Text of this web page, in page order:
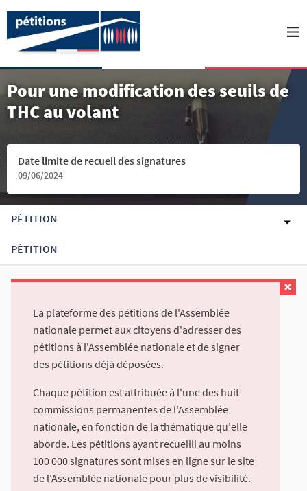
Pour une modification des seuils de
THC au volant
Date limite de recueil des signatures
09/06/2024
PÉTITION
PÉTITION
La plateforme des pétitions de l'Assemblée
nationale permet aux citoyens d'adresser des
pétitions à l'Assemblée nationale et de signer
des pétitions déjà déposées.
Chaque pétition est attribuée à l'une des huit
commissions permanentes de l'Assemblée
nationale, en fonction de la thématique qu'elle
aborde. Les pétitions ayant recueilli au moins
100 000 signatures sont mises en ligne sur le site
de l'Assemblée nationale pour plus de visibilité.